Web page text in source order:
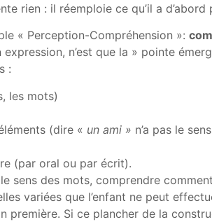
rien : il réemploie ce qu’il a
« Perception-Compréhension »:
n’est que la » pointe
:
les mots)
(dire « un ami » n’a pas le
(par oral ou par écrit).
sens des mots, comprendre
variées que l’enfant ne peut
première. Si ce plancher de la